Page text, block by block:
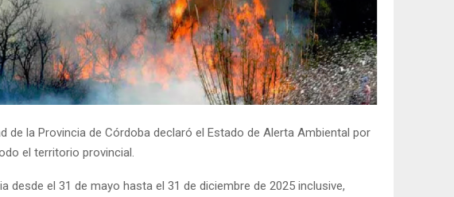
de la Provincia de Córdoba declaró el Estado de Alerta Ambiental por
el territorio provincial.
desde el 31 de mayo hasta el 31 de diciembre de 2025 inclusive,